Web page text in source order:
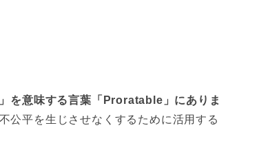
を意味する言葉「Proratable」にありま
公平を生じさせなくするために活用する